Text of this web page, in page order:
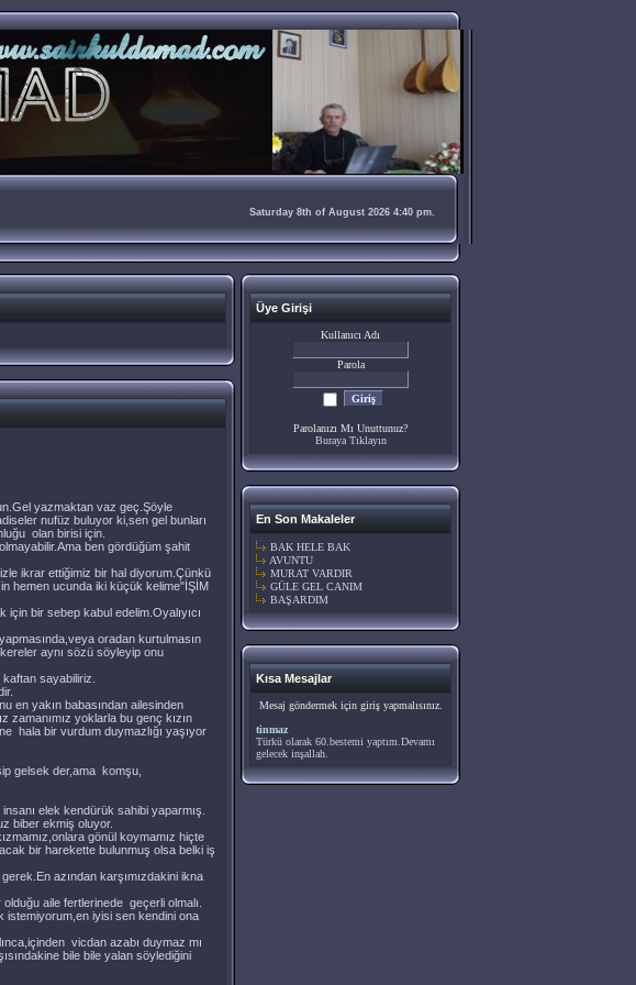
Saturday 8th of August 2026 4:40 pm.
yazmaktan vaz geç.Şöyle
nufüz buluyor ki,sen gel bunları
olan birisi için.
ben gördüğüm şahit
ikrar ettiğimiz bir hal diyorum.Çünkü
hemen ucunda iki küçük kelime"İŞİM
bir sebep kabul edelim.Oyalıyıcı
oradan kurtulmasın
aynı sözü söyleyip onu
sayabiliriz.
en yakın babasından ailesinden
zamanımız yoklarla bu genç kızın
hala bir vurdum duymazlığı yaşıyor
gelsek der,ama komşu,
elek kendürük sahibi yaparmış.
biber ekmiş oluyor.
gönül koymamız hiçte
bir harekette bulunmuş olsa belki iş
azından karşımızdakini ikna
aile fertlerinede geçerli olmalı.
istemiyorum,en iyisi sen kendini ona
vicdan azabı duymaz mı
bile bile yalan söylediğini
Üye Girişi
Kullanıcı Adı
Parola
Parolanızı Mı Unuttunuz?
Buraya Tıklayın
En Son Makaleler
BAK HELE BAK
AVUNTU
MURAT VARDIR
GÜLE GEL CANIM
BAŞARDIM
Kısa Mesajlar
Mesaj göndermek için giriş yapmalısınız.
tinmaz
Türkü olarak 60.bestemi yaptım.Devamı
gelecek inşallah.